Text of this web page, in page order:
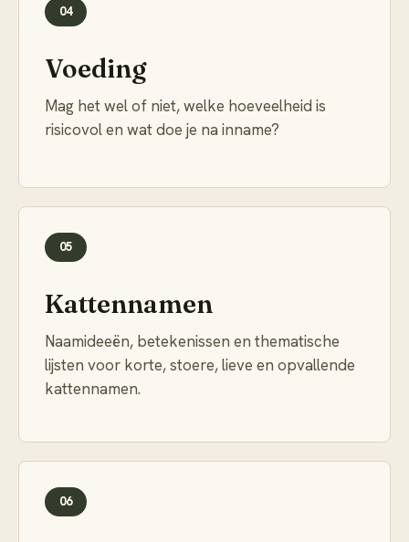
04
Voeding
Mag het wel of niet, welke hoeveelheid is
risicovol en wat doe je na inname?
05
Kattennamen
Naamideeën, betekenissen en thematische
lijsten voor korte, stoere, lieve en opvallende
kattennamen.
06